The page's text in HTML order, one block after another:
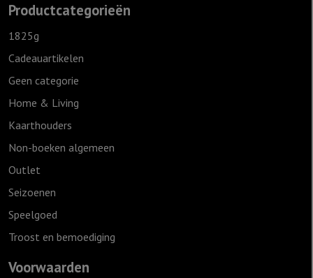
Productcategorieën
1825g
Cadeauartikelen
Geen categorie
Home & Living
Kaarthouders
Non-boeken algemeen
Outlet
Seizoenen
Speelgoed
Troost en bemoediging
Voorwaarden